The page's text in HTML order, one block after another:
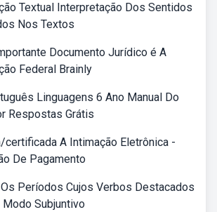
Textual Interpretação Dos Sentidos
Nos Textos
Documento Jurídico é A
Federal Brainly
Linguagens 6 Ano Manual Do
Respostas Grátis
certificada A Intimação Eletrônica -
De Pagamento
Períodos Cujos Verbos Destacados
Modo Subjuntivo